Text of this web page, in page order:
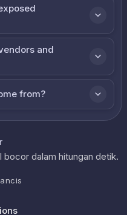
and
from?
bocor dalam hitungan detik.